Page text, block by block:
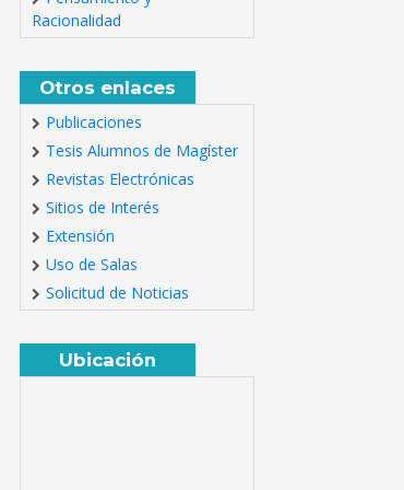
Racionalidad
Otros enlaces
Publicaciones
Tesis Alumnos de Magíster
Revistas Electrónicas
Sitios de Interés
Extensión
Uso de Salas
Solicitud de Noticias
Ubicación